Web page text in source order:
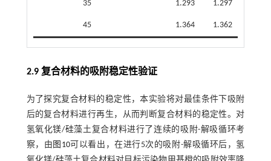
35 1.293 1.297
45 1.364 1.362
2.9 复合材料的吸附稳定性验证
为了探究复合材料的稳定性，本实验将对最佳条件下吸附
后的复合材料进行再生，从而判断复合材料的稳定性。对
氢氧化镁/硅藻土复合材料进行了连续的吸附-解吸循环考
察，由 图10可以看出，在进行5次的吸附-解吸循环后，氢